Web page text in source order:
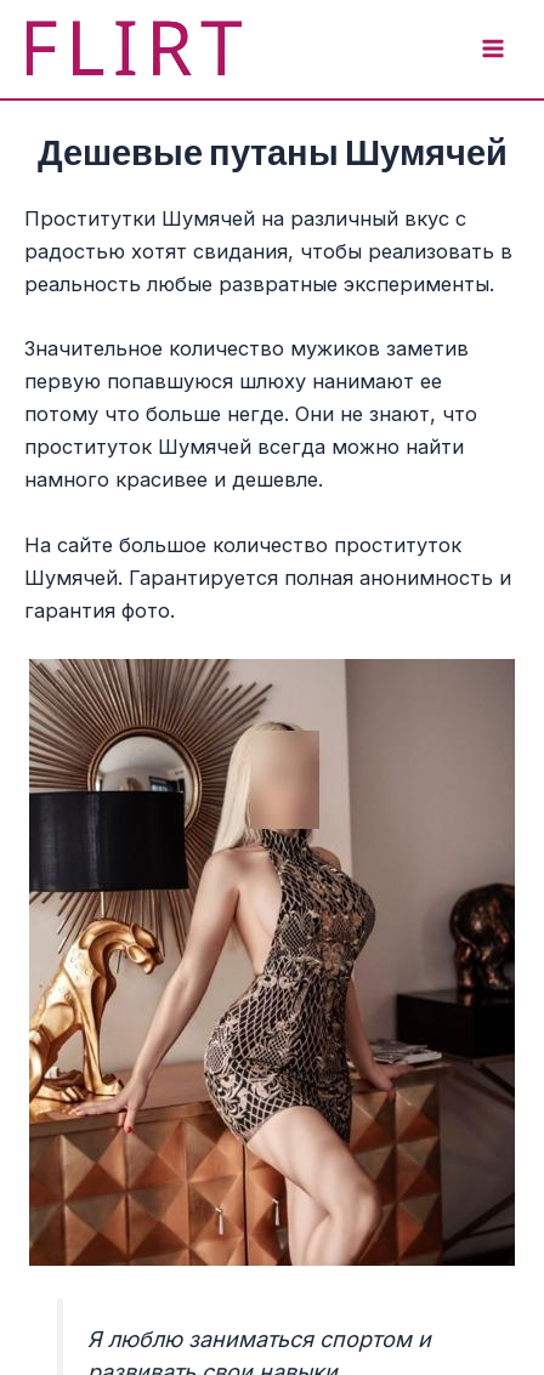
Перейти
содержимому
Дешевые путаны Шумячей
Проститутки Шумячей на различный вкус с
радостью хотят свидания, чтобы реализовать в
реальность любые развратные эксперименты.
Значительное количество мужиков заметив
первую попавшуюся шлюху нанимают ее
потому что больше негде. Они не знают, что
проституток Шумячей всегда можно найти
намного красивее и дешевле.
На сайте большое количество проституток
Шумячей. Гарантируется полная анонимность и
гарантия фото.
Я люблю заниматься спортом и